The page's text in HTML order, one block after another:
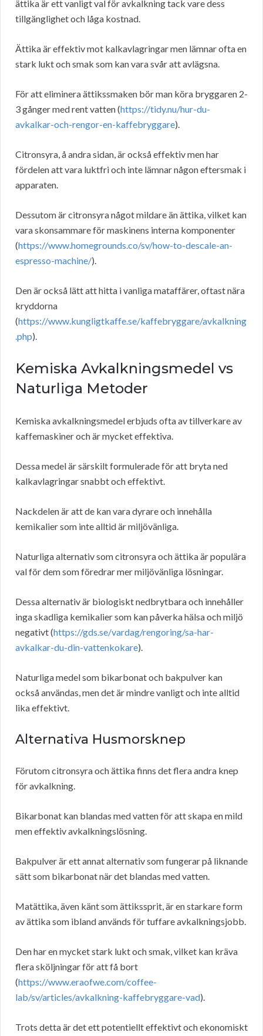
ättika är ett vanligt val för avkalkning tack vare dess
tillgänglighet och låga kostnad.
Ättika är effektiv mot kalkavlagringar men lämnar ofta en
stark lukt och smak som kan vara svår att avlägsna.
För att eliminera ättikssmaken bör man köra bryggaren 2-
3 gånger med rent vatten (https://tidy.nu/hur-du-
avkalkar-och-rengor-en-kaffebryggare).
Citronsyra, å andra sidan, är också effektiv men har
fördelen att vara luktfri och inte lämnar någon eftersmak i
apparaten.
Dessutom är citronsyra något mildare än ättika, vilket kan
vara skonsammare för maskinens interna komponenter
(https://www.homegrounds.co/sv/how-to-descale-an-
espresso-machine/).
Den är också lätt att hitta i vanliga mataffärer, oftast nära
kryddorna
(https://www.kungligtkaffe.se/kaffebryggare/avkalkning
.php).
Kemiska Avkalkningsmedel vs
Naturliga Metoder
Kemiska avkalkningsmedel erbjuds ofta av tillverkare av
kaffemaskiner och är mycket effektiva.
Dessa medel är särskilt formulerade för att bryta ned
kalkavlagringar snabbt och effektivt.
Nackdelen är att de kan vara dyrare och innehålla
kemikalier som inte alltid är miljövänliga.
Naturliga alternativ som citronsyra och ättika är populära
val för dem som föredrar mer miljövänliga lösningar.
Dessa alternativ är biologiskt nedbrytbara och innehåller
inga skadliga kemikalier som kan påverka hälsa och miljö
negativt (https://gds.se/vardag/rengoring/sa-har-
avkalkar-du-din-vattenkokare).
Naturliga medel som bikarbonat och bakpulver kan
också användas, men det är mindre vanligt och inte alltid
lika effektivt.
Alternativa Husmorsknep
Förutom citronsyra och ättika finns det flera andra knep
för avkalkning.
Bikarbonat kan blandas med vatten för att skapa en mild
men effektiv avkalkningslösning.
Bakpulver är ett annat alternativ som fungerar på liknande
sätt som bikarbonat när det blandas med vatten.
Matättika, även känt som ättikssprit, är en starkare form
av ättika som ibland används för tuffare avkalkningsjobb.
Den har en mycket stark lukt och smak, vilket kan kräva
flera sköljningar för att få bort
(https://www.eraofwe.com/coffee-
lab/sv/articles/avkalkning-kaffebryggare-vad).
Trots detta är det ett potentiellt effektivt och ekonomiskt